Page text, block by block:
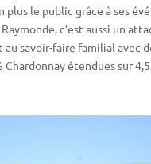
plus le public grâce à ses
c’est aussi un
savoir-faire familial avec
Chardonnay étendues sur